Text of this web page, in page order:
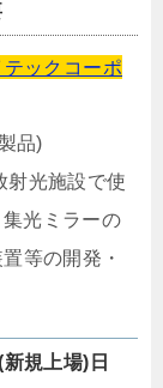
テックコーポ
品)
射光施設で使
光ミラーの
等の開発・
規上場)日